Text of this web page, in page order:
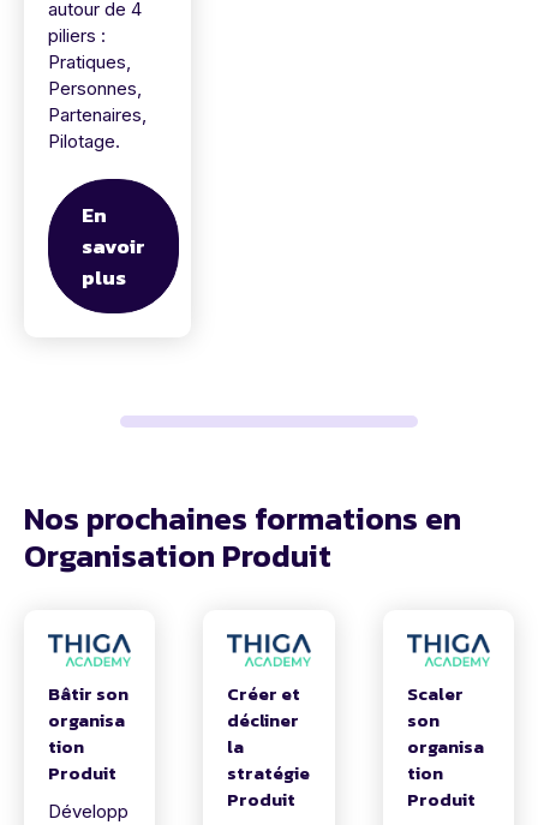
autour de 4
piliers :
Pratiques,
Personnes,
Partenaires,
Pilotage.
En
savoir
plus
Nos prochaines formations en
Organisation Produit
Bâtir son
organisa
tion
Produit
Développ
Créer et
décliner
la
stratégie
Produit
Scaler
son
organisa
tion
Produit